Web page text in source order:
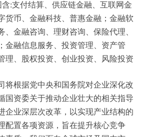
含:支付结算、供应链金融、互联网金
货币、金融科技、普惠金融；金融软
、金融咨询、理财咨询、保险代理、
金融信息服务、投资管理、资产管
理、股权投资、创业投资、风险投资
将根据党中央和国务院对企业深化改
国资委关于推动企业壮大的相关指导
企业深层次改革，以实现产业结构的
配置各项资源，旨在提升核心竞争